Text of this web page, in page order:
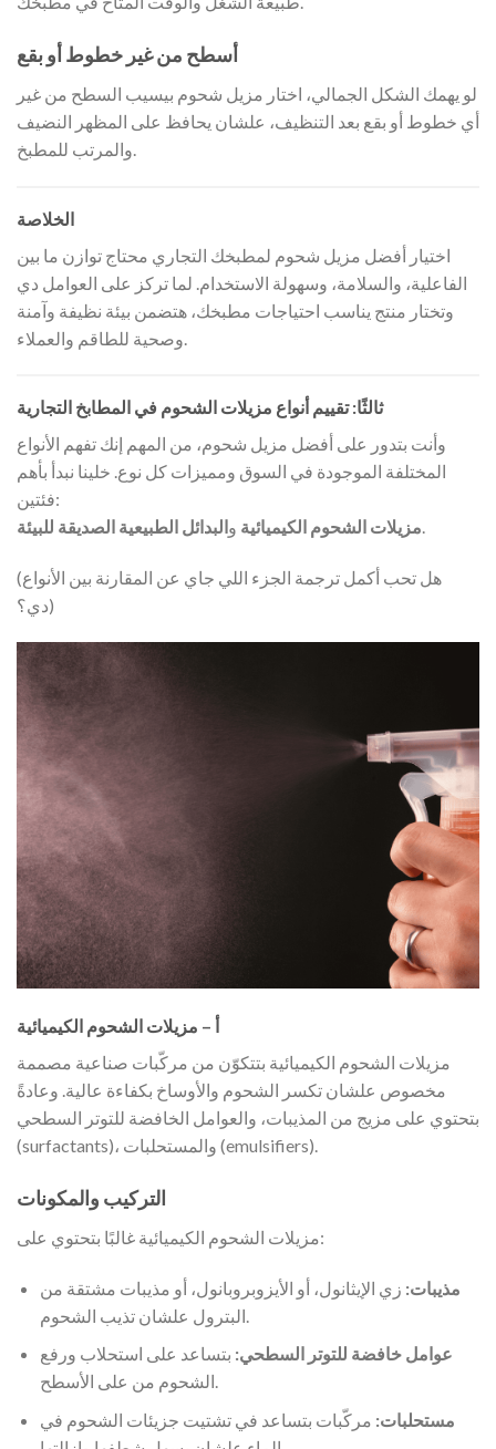
أسطح من غير خطوط أو بقع
لو يهمك الشكل الجمالي، اختار مزيل شحوم بيسيب السطح من غير
أي خطوط أو بقع بعد التنظيف، علشان يحافظ على المظهر النضيف
الخلاصة
اختيار أفضل مزيل شحوم لمطبخك التجاري محتاج توازن ما بين
الفاعلية، والسلامة، وسهولة الاستخدام. لما تركز على العوامل دي
وتختار منتج يناسب احتياجات مطبخك، هتضمن بيئة نظيفة وآمنة
ثالثًا: تقييم أنواع مزيلات الشحوم في المطابخ التجارية
وأنت بتدور على أفضل مزيل شحوم، من المهم إنك تفهم الأنواع
المختلفة الموجودة في السوق ومميزات كل نوع. خلينا نبدأ بأهم
فئتين:
مزيلات الشحوم الكيميائية والبدائل الطبيعية الصديقة للبيئة .
(هل تحب أكمل ترجمة الجزء اللي جاي عن المقارنة بين الأنواع
دي؟)
أ – مزيلات الشحوم الكيميائية
مزيلات الشحوم الكيميائية بتتكوّن من مركّبات صناعية مصممة
مخصوص علشان تكسر الشحوم والأوساخ بكفاءة عالية. وعادةً
بتحتوي على مزيج من المذيبات، والعوامل الخافضة للتوتر السطحي
(surfactants)، والمستحلبات (emulsifiers).
التركيب والمكونات
مزيلات الشحوم الكيميائية غالبًا بتحتوي على:
مذيبات: زي الإيثانول، أو الأيزوبروبانول، أو مذيبات مشتقة من
عوامل خافضة للتوتر السطحي: بتساعد على استحلاب ورفع
الشحوم من على الأسطح.
مستحلبات: مركّبات بتساعد في تشتيت جزيئات الشحوم في